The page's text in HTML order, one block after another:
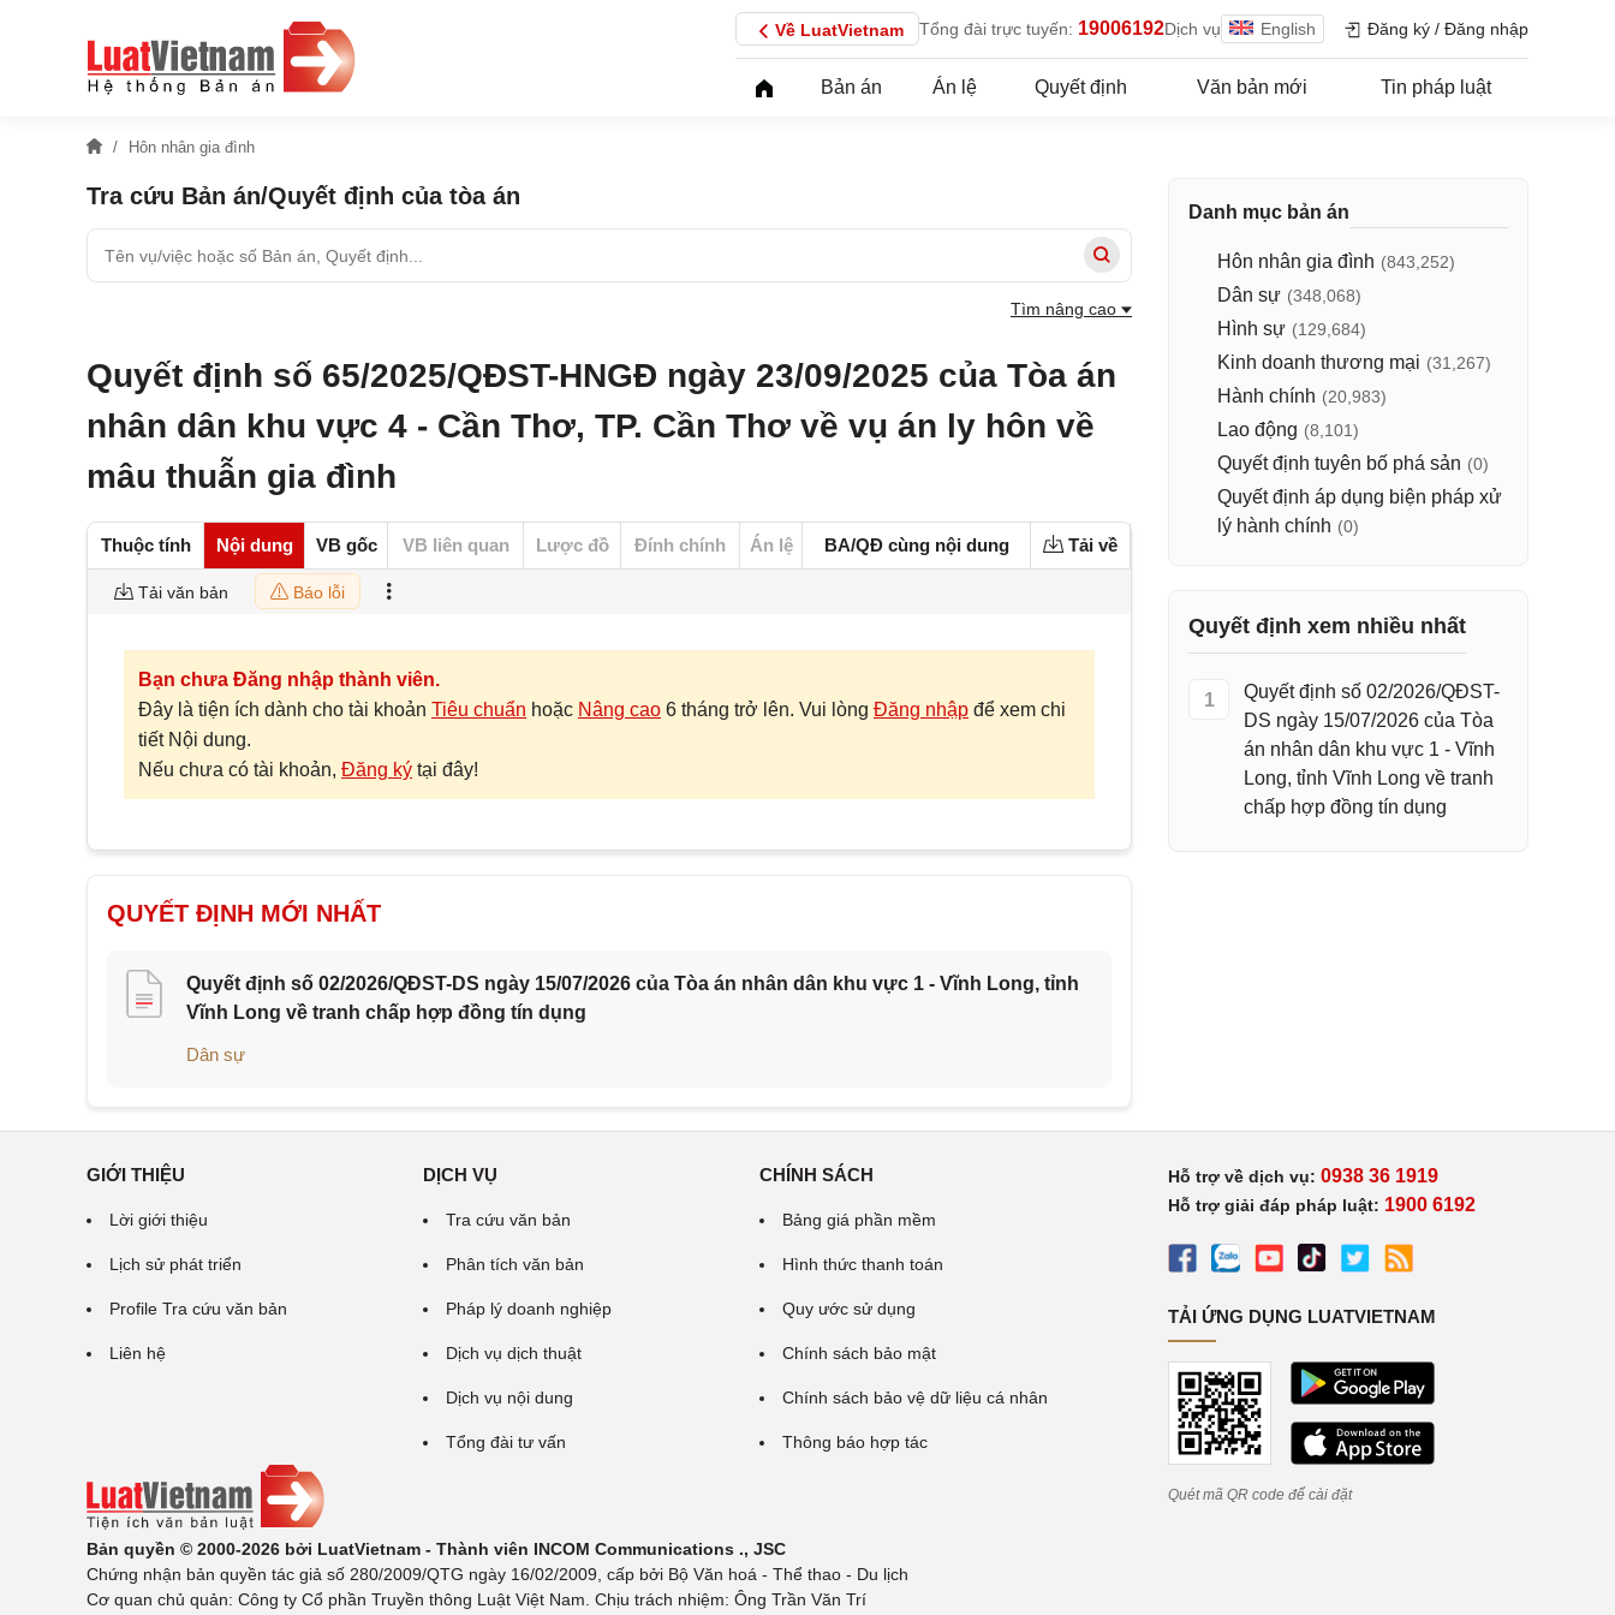
Về LuatVietnam Tổng đài trực tuyến: 19006192Dịch vụ English Đăng ký / Đăng nhập
Bản án Án lệ Quyết định Văn bản mới Tin pháp luật
Hôn nhân gia đình
Tra cứu Bản án/Quyết định của tòa án
Tìm nâng cao
Quyết định số 65/2025/QĐST-HNGĐ ngày 23/09/2025 của Tòa án
nhân dân khu vực 4 - Cần Thơ, TP. Cần Thơ về vụ án ly hôn về
mâu thuẫn gia đình
Thuộc tính Nội dung VB gốc VB liên quan Lược đồ Đính chính Án lệ BA/QĐ cùng nội dung Tải về
Tải văn bản Báo lỗi
Bạn chưa Đăng nhập thành viên.
Đây là tiện ích dành cho tài khoản Tiêu chuẩn hoặc Nâng cao 6 tháng trở lên. Vui lòng Đăng nhập để xem chi
tiết Nội dung.
Nếu chưa có tài khoản, Đăng ký tại đây!
QUYẾT ĐỊNH MỚI NHẤT
Quyết định số 02/2026/QĐST-DS ngày 15/07/2026 của Tòa án nhân dân khu vực 1 - Vĩnh Long, tỉnh
Vĩnh Long về tranh chấp hợp đồng tín dụng
Dân sự
Danh mục bản án
Hôn nhân gia đình (843,252)
Dân sự (348,068)
Hình sự (129,684)
Kinh doanh thương mại (31,267)
Hành chính (20,983)
Lao động (8,101)
Quyết định tuyên bố phá sản (0)
Quyết định áp dụng biện pháp xử
lý hành chính (0)
Quyết định xem nhiều nhất
1
Quyết định số 02/2026/QĐST-
DS ngày 15/07/2026 của Tòa
án nhân dân khu vực 1 - Vĩnh
Long, tỉnh Vĩnh Long về tranh
chấp hợp đồng tín dụng
GIỚI THIỆU
Lời giới thiệu
Lịch sử phát triển
Profile Tra cứu văn bản
Liên hệ
DỊCH VỤ
Tra cứu văn bản
Phân tích văn bản
Pháp lý doanh nghiệp
Dịch vụ dịch thuật
Dịch vụ nội dung
Tổng đài tư vấn
CHÍNH SÁCH
Bảng giá phần mềm
Hình thức thanh toán
Quy ước sử dụng
Chính sách bảo mật
Chính sách bảo vệ dữ liệu cá nhân
Thông báo hợp tác
Bản quyền © 2000-2026 bởi LuatVietnam - Thành viên INCOM Communications ., JSC
Chứng nhận bản quyền tác giả số 280/2009/QTG ngày 16/02/2009, cấp bởi Bộ Văn hoá - Thể thao - Du lịch
Cơ quan chủ quản: Công ty Cổ phần Truyền thông Luật Việt Nam. Chịu trách nhiệm: Ông Trần Văn Trí
Hỗ trợ về dịch vụ: 0938 36 1919
Hỗ trợ giải đáp pháp luật: 1900 6192
TẢI ỨNG DỤNG LUATVIETNAM
Quét mã QR code để cài đặt